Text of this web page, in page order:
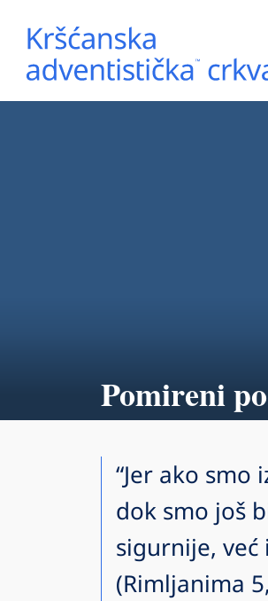
Pomireni
“Jer ako smo
dok smo još
sigurnije, već
(Rimljanima